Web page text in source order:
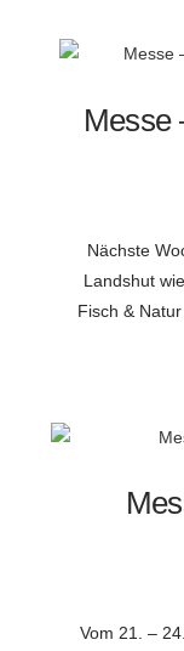
Messe
Nächste
Landshut
Fisch &
Vom 21. –